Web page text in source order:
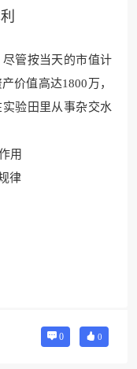
管按当天的市值计
价值高达1800万，
验田里从事杂交水
用
律
0 0